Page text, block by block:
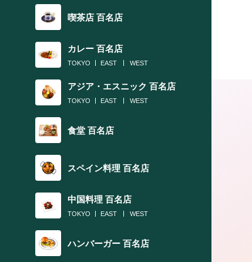
喫茶店 百名店
カレー 百名店
TOKYO EAST WEST
アジア・エスニック 百名店
TOKYO EAST WEST
食堂 百名店
スペイン料理 百名店
中国料理 百名店
TOKYO EAST WEST
ハンバーガー 百名店